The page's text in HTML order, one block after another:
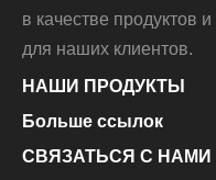
в качестве продуктов
для наших клиентов.
НАШИ ПРОДУКТЫ
Больше ссылок
СВЯЗАТЬСЯ С НАМИ